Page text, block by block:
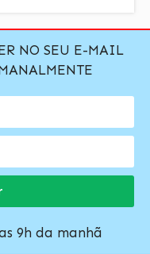
NO SEU E-MAIL
9h da manhã